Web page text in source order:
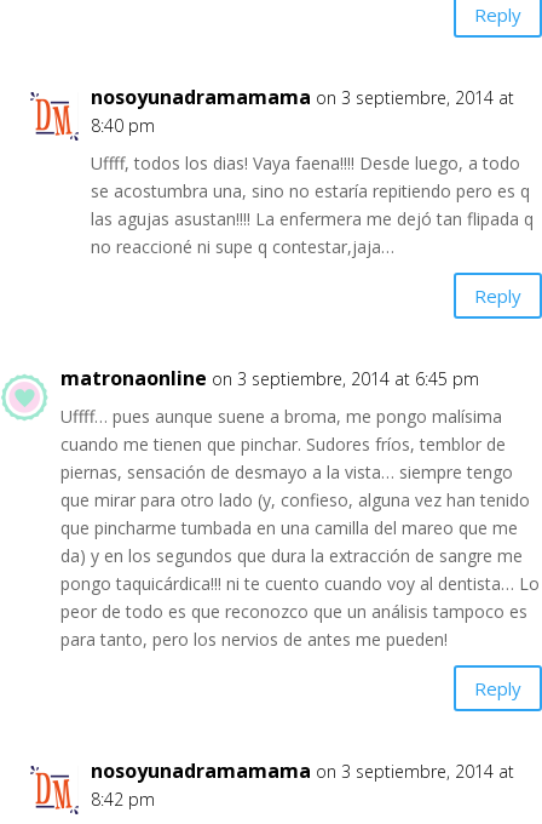
Reply
nosoyunadramamama on 3 septiembre, 2014 at
8:40 pm
Uffff, todos los dias! Vaya faena!!!! Desde luego, a todo
se acostumbra una, sino no estaría repitiendo pero es q
las agujas asustan!!!! La enfermera me dejó tan flipada q
no reaccioné ni supe q contestar,jaja…
Reply
matronaonline on 3 septiembre, 2014 at 6:45 pm
Uffff… pues aunque suene a broma, me pongo malísima
cuando me tienen que pinchar. Sudores fríos, temblor de
piernas, sensación de desmayo a la vista… siempre tengo
que mirar para otro lado (y, confieso, alguna vez han tenido
que pincharme tumbada en una camilla del mareo que me
da) y en los segundos que dura la extracción de sangre me
pongo taquicárdica!!! ni te cuento cuando voy al dentista… Lo
peor de todo es que reconozco que un análisis tampoco es
para tanto, pero los nervios de antes me pueden!
Reply
nosoyunadramamama on 3 septiembre, 2014 at
8:42 pm